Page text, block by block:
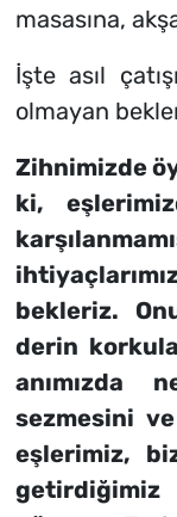
masasına,
İşte asıl
olmayan
Zihnimizde
ki,
bekleriz.
derin
anımızda
sezmesini
eşlerimiz,